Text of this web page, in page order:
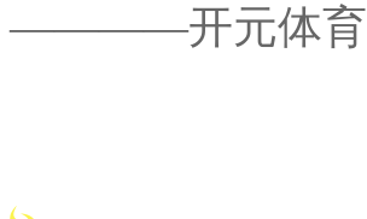
————开元体育